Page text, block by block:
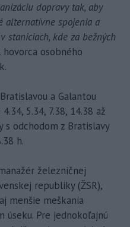
dopravy tak, aby
alternatívne spojenia a
staniciach, kde za bežných
hovorca osobného
a Galantou
5.34, 7.38, 14.38 až
s odchodom z Bratislavy
h.
železničnej
republiky (ŽSR),
menšie meškania
Pre jednokoľajnú